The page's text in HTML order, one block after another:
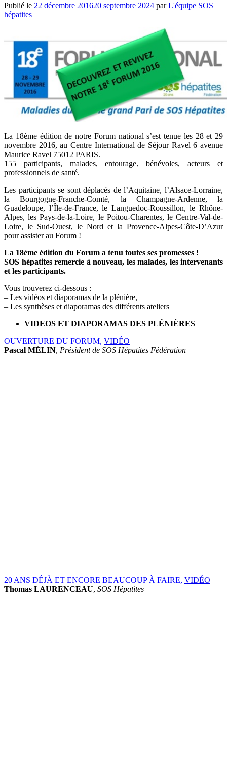
Publié le 22 décembre 201620 septembre 2024 parL'équipe SOS
hépatites
La 18ème édition de notre Forum national s’est tenue les 28 et 29
novembre 2016, au Centre International de Séjour Ravel 6 avenue
Maurice Ravel 75012 PARIS.
155 participants, malades, entourage, bénévoles, acteurs et
professionnels de santé.
Les participants se sont déplacés de l’Aquitaine, l’Alsace-Lorraine,
la Bourgogne-Franche-Comté, la Champagne-Ardenne, la
Guadeloupe, l’Île-de-France, le Languedoc-Roussillon, le Rhône-
Alpes, les Pays-de-la-Loire, le Poitou-Charentes, le Centre-Val-de-
Loire, le Sud-Ouest, le Nord et la Provence-Alpes-Côte-D’Azur
pour assister au Forum !
La 18ème édition du Forum a tenu toutes ses promesses !
SOS hépatites remercie à nouveau, les malades, les intervenants
et les participants.
Vous trouverez ci-dessous :
– Les vidéos et diaporamas de la plénière,
– Les synthèses et diaporamas des différents ateliers
VIDEOS ET DIAPORAMAS DES PLÉNIÈRES
OUVERTURE DU FORUM, VIDÉO
Pascal MÉLIN, Président de SOS Hépatites Fédération
20 ANS DÉJÀ ET ENCORE BEAUCOUP À FAIRE, VIDÉO
Thomas LAURENCEAU, SOS Hépatites